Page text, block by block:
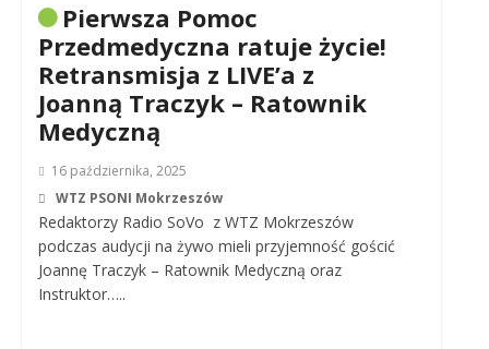
Pierwsza Pomoc
Przedmedyczna ratuje życie!
Retransmisja z LIVE’a z
Joanną Traczyk – Ratownik
Medyczną
16 października, 2025
WTZ PSONI Mokrzeszów
Redaktorzy Radio SoVo z WTZ Mokrzeszów
podczas audycji na żywo mieli przyjemność gościć
Joannę Traczyk – Ratownik Medyczną oraz
Instruktor…..